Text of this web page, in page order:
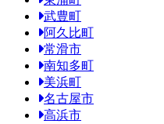
武豊町
阿久比町
常滑市
南知多町
美浜町
名古屋市
高浜市